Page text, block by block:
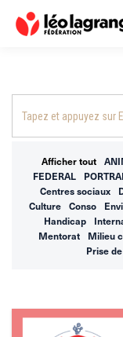
Afficher tout
FEDERAL
Centres sociaux
Culture
Conso
Handicap
Mentorat
Milieu
Prise